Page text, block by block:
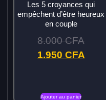
Les 5 croyances qui
empêchent d’être heureux
en couple
8.000CFA
1.950 CFA
Ajouter au panier